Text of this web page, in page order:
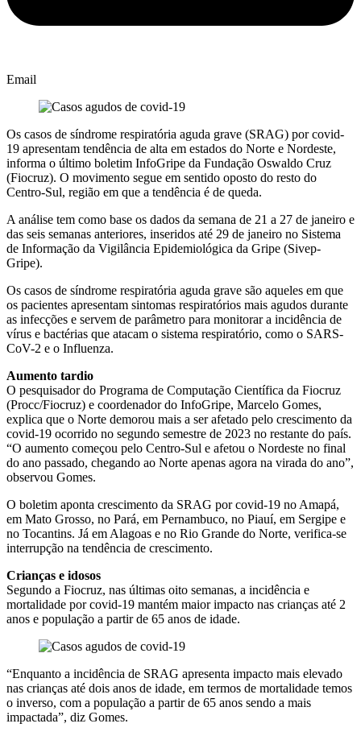
Email
Os casos de síndrome respiratória aguda grave (SRAG) por covid-
19 apresentam tendência de alta em estados do Norte e Nordeste,
informa o último boletim InfoGripe da Fundação Oswaldo Cruz
(Fiocruz). O movimento segue em sentido oposto do resto do
Centro-Sul, região em que a tendência é de queda.
A análise tem como base os dados da semana de 21 a 27 de janeiro e
das seis semanas anteriores, inseridos até 29 de janeiro no Sistema
de Informação da Vigilância Epidemiológica da Gripe (Sivep-
Gripe).
Os casos de síndrome respiratória aguda grave são aqueles em que
os pacientes apresentam sintomas respiratórios mais agudos durante
as infecções e servem de parâmetro para monitorar a incidência de
vírus e bactérias que atacam o sistema respiratório, como o SARS-
CoV-2 e o Influenza.
Aumento tardio
O pesquisador do Programa de Computação Científica da Fiocruz
(Procc/Fiocruz) e coordenador do InfoGripe, Marcelo Gomes,
explica que o Norte demorou mais a ser afetado pelo crescimento da
covid-19 ocorrido no segundo semestre de 2023 no restante do país.
“O aumento começou pelo Centro-Sul e afetou o Nordeste no final
do ano passado, chegando ao Norte apenas agora na virada do ano”,
observou Gomes.
O boletim aponta crescimento da SRAG por covid-19 no Amapá,
em Mato Grosso, no Pará, em Pernambuco, no Piauí, em Sergipe e
no Tocantins. Já em Alagoas e no Rio Grande do Norte, verifica-se
interrupção na tendência de crescimento.
Crianças e idosos
Segundo a Fiocruz, nas últimas oito semanas, a incidência e
mortalidade por covid-19 mantém maior impacto nas crianças até 2
anos e população a partir de 65 anos de idade.
“Enquanto a incidência de SRAG apresenta impacto mais elevado
nas crianças até dois anos de idade, em termos de mortalidade temos
o inverso, com a população a partir de 65 anos sendo a mais
impactada”, diz Gomes.